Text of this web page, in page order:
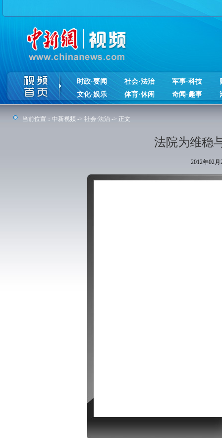
时政·要闻 社会·法治 军事·科技
文化·娱乐
体育·休闲 奇闻·趣事
当前位置： 中新视频 -> 社会·法治 -> 正文
法院为维稳
2012年02